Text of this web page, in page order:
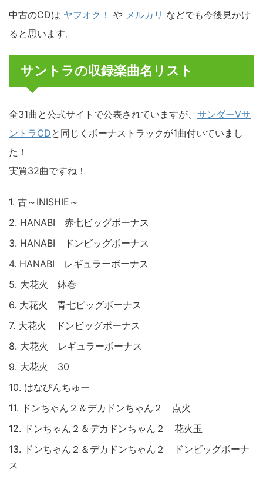
中古のCDは ヤフオク！ や メルカリ などでも今後見かけ
ると思います。
サントラの収録楽曲名リスト
全31曲と公式サイトで公表されていますが、 サンダーVサ
ントラCDと同じくボーナストラックが1曲付いていまし
た！
実質32曲ですね！
1. 古～INISHIE～
2. HANABI 赤七ビッグボーナス
3. HANABI ドンビッグボーナス
4. HANABI レギュラーボーナス
5. 大花火 鉢巻
6. 大花火 青七ビッグボーナス
7. 大花火 ドンビッグボーナス
8. 大花火 レギュラーボーナス
9. 大花火 30
10. はなびんちゅー
11. ドンちゃん２＆デカドンちゃん２ 点火
12. ドンちゃん２＆デカドンちゃん２ 花火玉
13. ドンちゃん２＆デカドンちゃん２ ドンビッグボーナ
ス